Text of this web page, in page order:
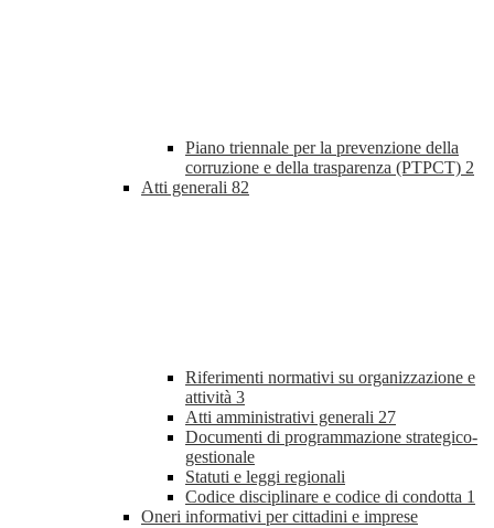
Piano triennale per la prevenzione della
corruzione e della trasparenza (PTPCT) 2
Atti generali 82
Riferimenti normativi su organizzazione e
attività 3
Atti amministrativi generali 27
Documenti di programmazione strategico-
gestionale
Statuti e leggi regionali
Codice disciplinare e codice di condotta 1
Oneri informativi per cittadini e imprese